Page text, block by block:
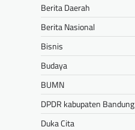
Berita Daerah
Berita Nasional
Bisnis
Budaya
BUMN
DPDR kabupaten Bandung
Duka Cita